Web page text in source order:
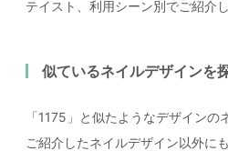
テイスト、利用シーン別でご紹介し
似ているネイルデザインを
「1175」と似たようなデザインの
ご紹介したネイルデザイン以外に